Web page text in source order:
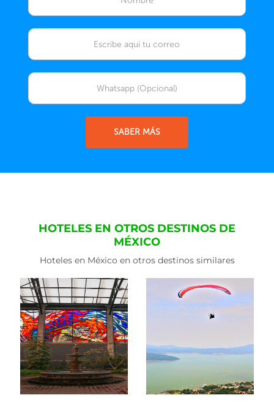
SABER MÁS
HOTELES EN OTROS DESTINOS DE
MÉXICO
Hoteles en México en otros destinos similares